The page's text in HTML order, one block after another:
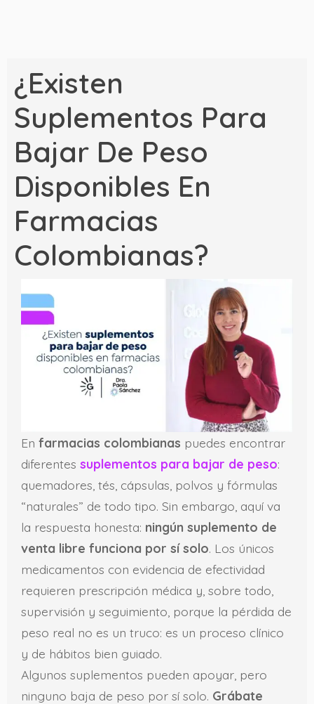
¿Existen
Suplementos Para
Bajar De Peso
Disponibles En
Farmacias
Colombianas?
En farmacias colombianas puedes encontrar
diferentes suplementos para bajar de peso:
quemadores, tés, cápsulas, polvos y fórmulas
“naturales” de todo tipo. Sin embargo, aquí va
la respuesta honesta: ningún suplemento de
venta libre funciona por sí solo. Los únicos
medicamentos con evidencia de efectividad
requieren prescripción médica y, sobre todo,
supervisión y seguimiento, porque la pérdida de
peso real no es un truco: es un proceso clínico
y de hábitos bien guiado.
Algunos suplementos pueden apoyar, pero
ninguno baja de peso por sí solo. Grábate